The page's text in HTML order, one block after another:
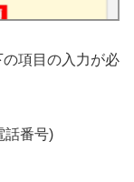
項目の入力が必
話番号)